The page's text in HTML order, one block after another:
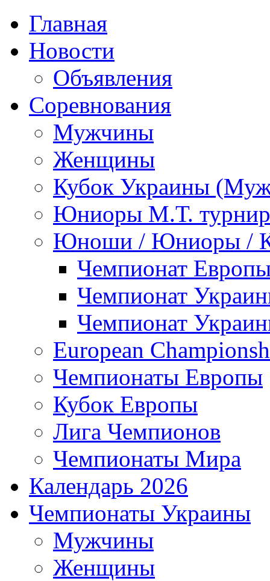
Главная
Новости
Объявления
Соревнования
Мужчины
Женщины
Кубок Украины
Юниоры М.Т.
Юноши / Юниоры /
Чемпионат
Чемпионат
Чемпионат
European
Чемпионаты Европы
Кубок Европы
Лига Чемпионов
Чемпионаты Мира
Календарь 2026
Чемпионаты Украины
Мужчины
Женщины